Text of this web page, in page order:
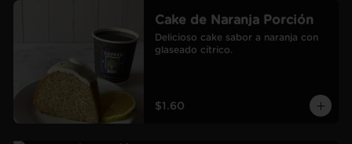
Cake de Naranja Porción
Delicioso cake sabor a naranja con
glaseado cítrico.
$1.60